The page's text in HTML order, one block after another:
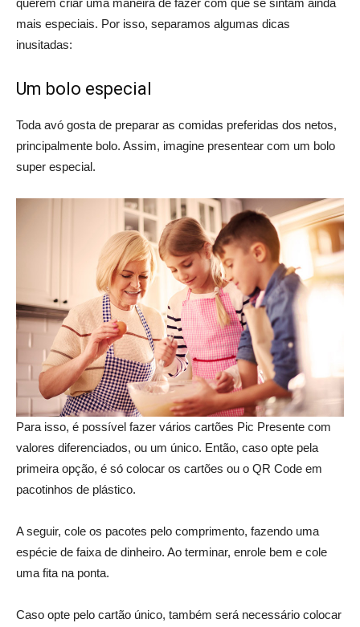
mais especiais. Por isso, separamos algumas dicas
inusitadas:
Um bolo especial
Toda avó gosta de preparar as comidas preferidas dos netos,
principalmente bolo. Assim, imagine presentear com um bolo
super especial.
Para isso, é possível fazer vários cartões Pic Presente com
valores diferenciados, ou um único. Então, caso opte pela
primeira opção, é só colocar os cartões ou o QR Code em
pacotinhos de plástico.
A seguir, cole os pacotes pelo comprimento, fazendo uma
espécie de faixa de dinheiro. Ao terminar, enrole bem e cole
uma fita na ponta.
Caso opte pelo cartão único, também será necessário colocar